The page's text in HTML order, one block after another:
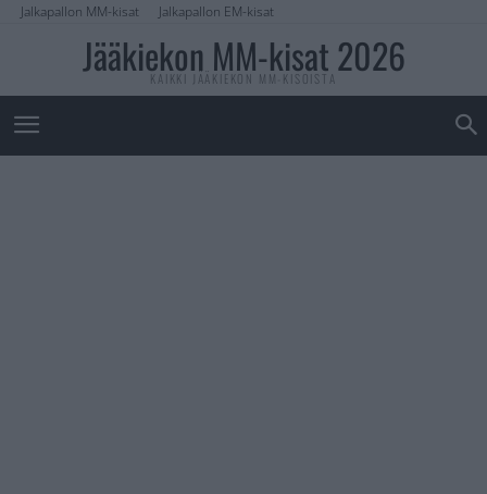
Jalkapallon MM-kisat Jalkapallon EM-kisat
Jääkiekon MM-kisat 2026
KAIKKI JÄÄKIEKON MM-KISOISTA